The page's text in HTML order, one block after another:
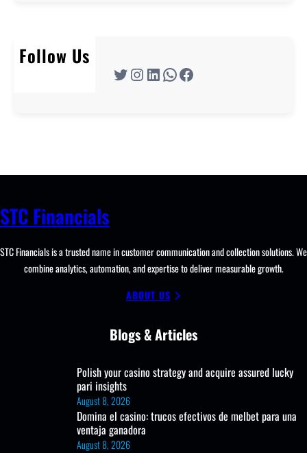
Follow Us
Twitter Instagram LinkedIn WhatsApp Facebook
STC Financials
STC Financials is a trusted name in customer communication and collection solutions. We
combine analytics, automation, and expertise to deliver measurable growth.
ABOUT US
Blogs & Articles
Polish your casino strategy and acquire assured lucky
pari insights
August 8, 2026
Domina el casino: trucos efectivos de melbet para una
ventaja ganadora
August 8, 2026